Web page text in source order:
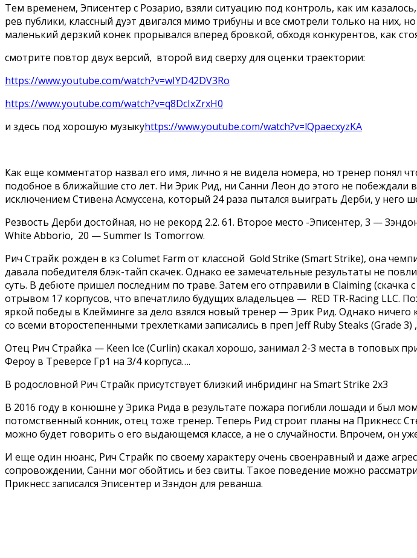
Тем временем, Эписентер с Розарио, взяли ситуацию под контроль, как им
рев публики, классный дуэт двигался мимо трибуны и все смотрели только на
маленький дерзкий конек прорывался вперед бровкой, обходя конкурентов, как
смотрите повтор двух версий, второй вид сверху для оценки траектории:
https://www.youtube.com/watch?v=wIYD42DV3Ro
https://www.youtube.com/watch?v=q8DcIxZrxH0
и здесь под хорошую музыкуhttps://www.youtube.com/watch?v=lQpaecxyzKA
Как еще комментатор назвал его имя, лично я не видела номера, но тренер понял
подобное в ближайшие сто лет. Ни Эрик Рид, ни Санни Леон до этого не побеждали
исключением Стивена Асмуссена, который 24 раза пытался выиграть Дерби, у него
Резвость Дерби достойная, но не рекорд 2.2. 61. Второе место -Эписентер, 3 —
White Abborio, 20 — Summer Is Tomorrow.
Рич Страйк рожден в кз Columet Farm от классной Gold Strike (Smart Strike), она
давала победителя блэк-тайп скачек. Однако ее замечательные результаты не
суть. В дебюте пришел последним по траве. Затем его отправили в Claiming
отрывом 17 корпусов, что впечатлило будущих владельцев — RED TR-Racing LLC.
яркой победы в Клейминге за дело взялся новый тренер — Эрик Рид. Однако
со всеми второстепенными трехлетками записались в преп Jeff Ruby Steaks (Grade
Отец Рич Страйка — Keen Ice (Curlin) скакал хорошо, занимал 2-3 места в топовых
Фероу в Треверсе Гр1 на 3/4 корпуса….
В родословной Рич Страйк присутствует близкий инбридинг на Smart Strike 2х3
В 2016 году в конюшне у Эрика Рида в результате пожара погибли лошади и был
потомственный конник, отец тоже тренер. Теперь Рид строит планы на Прикнесс
можно будет говорить о его выдающемся классе, а не о случайности. Впрочем, он
И еще один нюанс, Рич Страйк по своему характеру очень своенравный и даже
сопровождении, Санни мог обойтись и без свиты. Такое поведение можно
Прикнесс записался Эписентер и Зэндон для реванша.